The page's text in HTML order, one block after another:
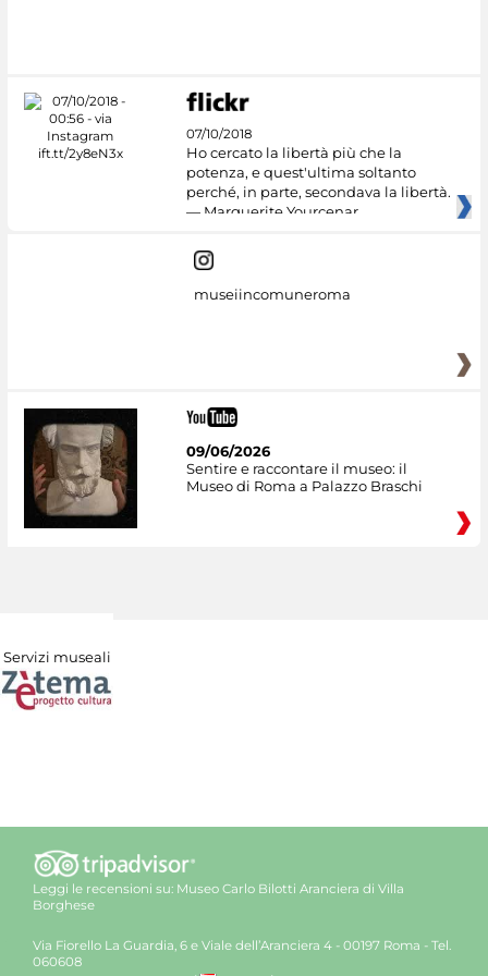
07/10/2018
Ho cercato la libertà più che la
potenza, e quest'ultima soltanto
perché, in parte, secondava la libertà.
— Marguerite Yourcenar
museiincomuneroma
09/06/2026
Sentire e raccontare il museo: il
Museo di Roma a Palazzo Braschi
Servizi museali
Leggi le recensioni su: Museo Carlo Bilotti Aranciera di Villa
Borghese
Via Fiorello La Guardia, 6 e Viale dell’Aranciera 4 - 00197 Roma - Tel.
060608